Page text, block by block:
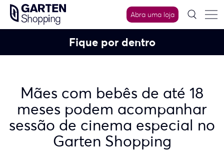
Skip
content
Abra uma loja
Fique por dentro
Mães com bebês de até 18
meses podem acompanhar
sessão de cinema especial no
Garten Shopping